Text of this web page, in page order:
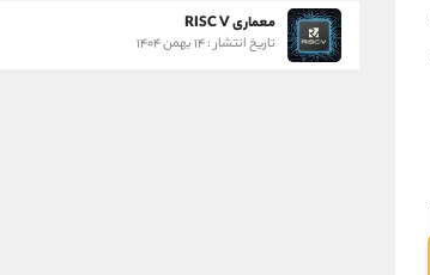
معماری RISC V
تاریخ انتشار : ۱۴ بهمن ۱۴۰۴